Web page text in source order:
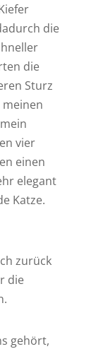
die
die
Sturz
vier
einen
elegant
Katze.
zurück
die
gehört,